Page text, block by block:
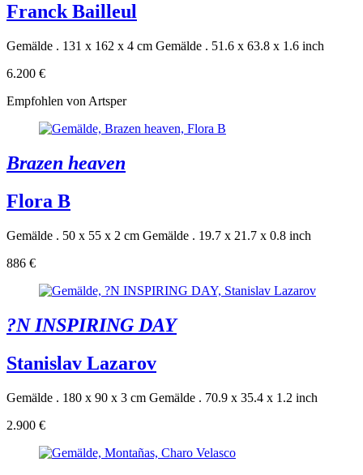
Franck Bailleul
Gemälde . 131 x 162 x 4 cm Gemälde . 51.6 x 63.8 x 1.6 inch
6.200 €
Empfohlen von Artsper
Brazen heaven
Flora B
Gemälde . 50 x 55 x 2 cm Gemälde . 19.7 x 21.7 x 0.8 inch
886 €
?N INSPIRING DAY
Stanislav Lazarov
Gemälde . 180 x 90 x 3 cm Gemälde . 70.9 x 35.4 x 1.2 inch
2.900 €